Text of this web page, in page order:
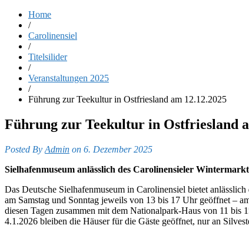
Home
/
Carolinensiel
/
Titelsilider
/
Veranstaltungen 2025
/
Führung zur Teekultur in Ostfriesland am 12.12.2025
Führung zur Teekultur in Ostfriesland
Posted By Admin on 6. Dezember 2025
Sielhafenmuseum anlässlich des Carolinensieler
Das Deutsche Sielhafenmuseum in Carolinensiel bietet
am Samstag und Sonntag jeweils von 13 bis 17 Uhr geöffnet –
diesen Tagen zusammen mit dem Nationalpark-Haus von 11
4.1.2026 bleiben die Häuser für die Gäste geöffnet, nur an